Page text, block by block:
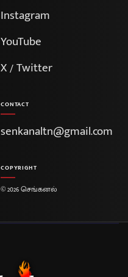
Instagram
YouTube
X / Twitter
CONTACT
senkanaltn@gmail.com
COPYRIGHT
© 2026 செங்கனல்